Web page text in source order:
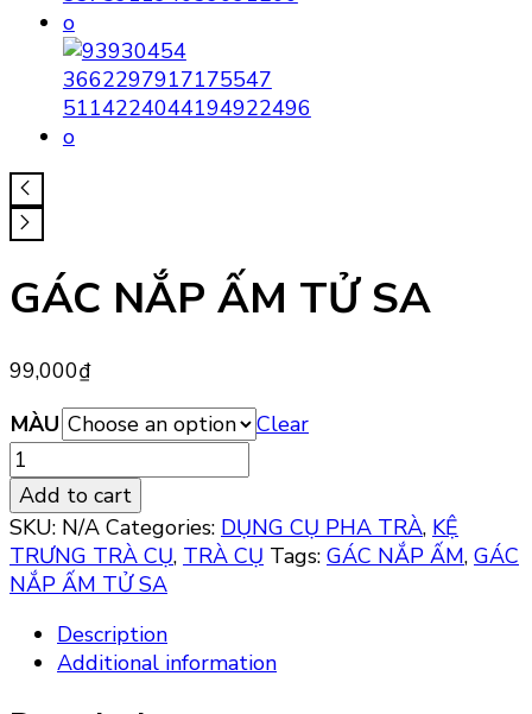
GÁC NẮP ẤM TỬ SA
99,000₫
MÀU
Clear
GÁC
NẮP
ẤM
TỬ
SA
quantity
Add to cart
SKU: N/A Categories: DỤNG CỤ PHA TRÀ, KỆ
TRƯNG TRÀ CỤ, TRÀ CỤ Tags: GÁC NẮP ẤM, GÁC
NẮP ẤM TỬ SA
Description
Additional information